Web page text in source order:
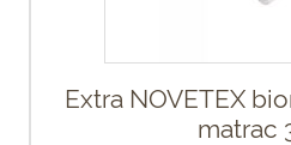
Extra NOVETEX
matrac